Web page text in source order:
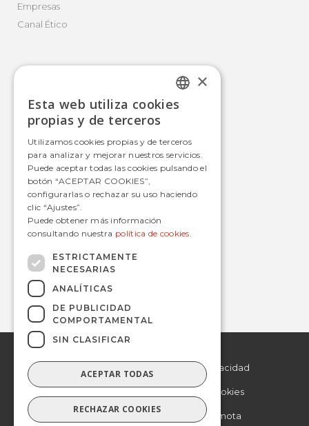
Empresas
Canal Ético
Autobús
Tranvía
Metro
Estaciones
Contacto
informacion@avanzagrupo.com
+34 916 021 900
C/ San Norberto, 48 • 28021 – Madrid
© 2019 Avanza.
reservados.
Politica de Privacidad
Politica de Cookies
Asistencia remota
SPANISH
×
Esta web utiliza cookies
propias y de terceros
Utilizamos cookies propias y de terceros
para analizar y mejorar nuestros servicios.
Puede aceptar todas las cookies pulsando el
botón “ACEPTAR COOKIES”,
configurarlas o rechazar su uso haciendo
clic “Ajustes”.
Puede obtener más información
consultando nuestra política de cookies.
ESTRICTAMENTE
NECESARIAS
ANALÍTICAS
DE PUBLICIDAD
COMPORTAMENTAL
SIN CLASIFICAR
ACEPTAR TODAS
RECHAZAR COOKIES